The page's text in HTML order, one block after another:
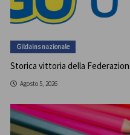
Gildains nazionale
Storica vittoria della
Agosto 5, 2026